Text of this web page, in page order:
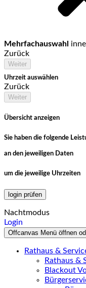
Mehrfachauswahl
Zurück
Weiter
Uhrzeit auswählen
Zurück
Weiter
Übersicht anzeigen
Sie haben die folgende
an den jeweiligen Daten
um die jeweilige Uhrzeiten
login prüfen
Nachtmodus
Login
Offcanvas Menü öffnen
Rathaus &
Rathaus &
Blackout